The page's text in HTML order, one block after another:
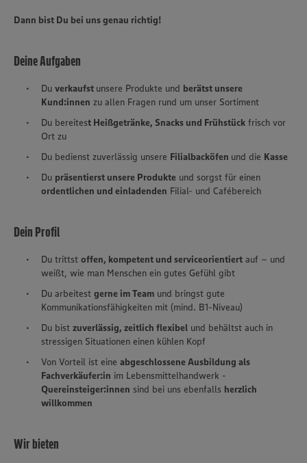
Dann bist Du bei uns genau richtig!
Deine Aufgaben
Du verkaufst unsere Produkte und berätst unsere
Kund:innen zu allen Fragen rund um unser Sortiment
Du bereitest Heißgetränke, Snacks und Frühstück frisch vor
Ort zu
Du bedienst zuverlässig unsere Filialbacköfen und die Kasse
Du präsentierst unsere Produkte und sorgst für einen
ordentlichen und einladenden Filial- und Cafébereich
Dein Profil
Du trittst offen, kompetent und serviceorientiert auf – und
weißt, wie man Menschen ein gutes Gefühl gibt
Du arbeitest gerne im Team und bringst gute
Kommunikationsfähigkeiten mit (mind. B1-Niveau)
Du bist zuverlässig, zeitlich flexibel und behältst auch in
stressigen Situationen einen kühlen Kopf
Von Vorteil ist eine abgeschlossene Ausbildung als
Fachverkäufer:in im Lebensmittelhandwerk -
Quereinsteiger:innen sind bei uns ebenfalls herzlich
willkommen
Wir bieten